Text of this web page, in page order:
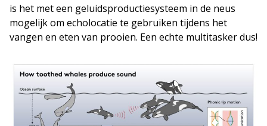
is het met een geluidsproductiesysteem in de neus
mogelijk om echolocatie te gebruiken tijdens het
vangen en eten van prooien. Een echte multitasker dus!